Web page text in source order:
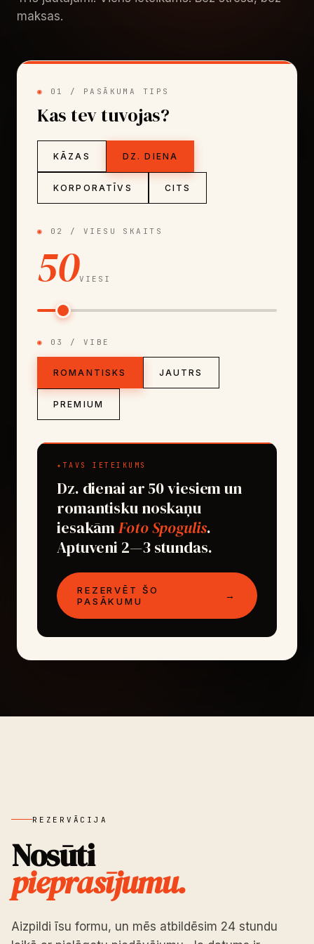
Trīs jautājumi. Viens ieteikums. Bez stresa, bez
01 / PASĀKUMA TIPS
Kas tev tuvojas?
02 / VIESU SKAITS
50
TAVS IETEIKUMS
Dz. dienai ar 50 viesiem un
romantisku noskaņu
iesakām Foto Spogulis.
Aptuveni 2—3 stundas.
→
REZERVĀCIJA
Nosūti
pieprasījumu.